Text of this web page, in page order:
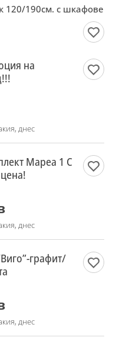
120/190см. с шкафове
на
днес
Мареа 1 С
днес
графит/
днес